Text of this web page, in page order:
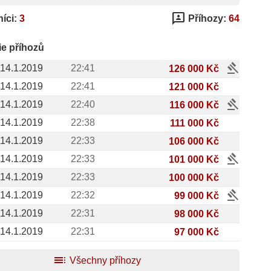
3 3p Příhozy: 64
příhozů
14.1.2019
22:41 126 000 Kč gavel
14.1.2019 22:41
121 000 Kč
14.1.2019
22:40 116 000 Kč gavel
14.1.2019 22:38
111 000 Kč
14.1.2019
22:33
106 000 Kč
14.1.2019
22:33 101 000 Kč gavel
14.1.2019 22:33
100 000 Kč
14.1.2019
22:32 99 000 Kč gavel
14.1.2019 22:31
98 000 Kč
14.1.2019
22:31 97 000 Kč
toc Všechny příhozy